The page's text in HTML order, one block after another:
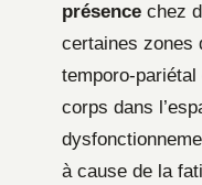
présence chez
certaines zones
temporo-
corps dans
à cause de la